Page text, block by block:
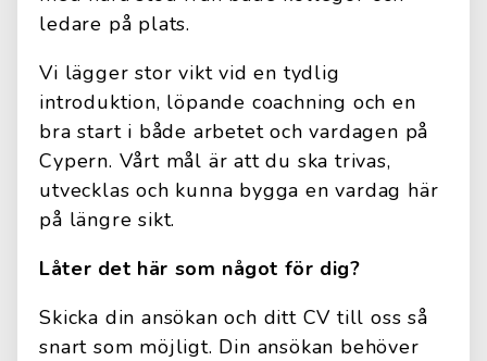
ledare på plats.
Vi lägger stor vikt vid en tydlig
introduktion, löpande coachning och en
bra start i både arbetet och vardagen på
Cypern. Vårt mål är att du ska trivas,
utvecklas och kunna bygga en vardag här
på längre sikt.
Låter det här som något för dig?
Skicka din ansökan och ditt CV till oss så
snart som möjligt. Din ansökan behöver